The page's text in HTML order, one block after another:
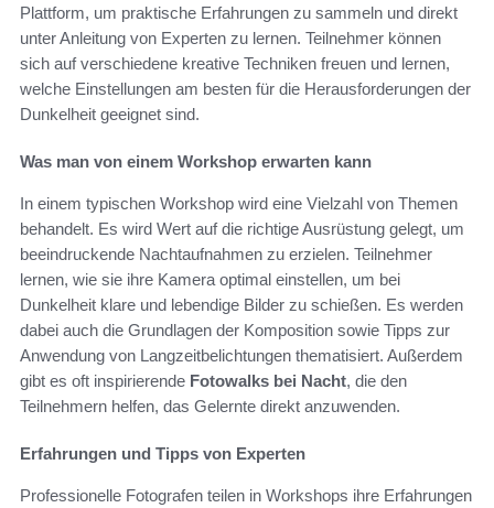
Plattform, um praktische Erfahrungen zu sammeln und direkt
unter Anleitung von Experten zu lernen. Teilnehmer können
sich auf verschiedene kreative Techniken freuen und lernen,
welche Einstellungen am besten für die Herausforderungen der
Dunkelheit geeignet sind.
Was man von einem Workshop erwarten kann
In einem typischen Workshop wird eine Vielzahl von Themen
behandelt. Es wird Wert auf die richtige Ausrüstung gelegt, um
beeindruckende Nachtaufnahmen zu erzielen. Teilnehmer
lernen, wie sie ihre Kamera optimal einstellen, um bei
Dunkelheit klare und lebendige Bilder zu schießen. Es werden
dabei auch die Grundlagen der Komposition sowie Tipps zur
Anwendung von Langzeitbelichtungen thematisiert. Außerdem
gibt es oft inspirierende Fotowalks bei Nacht, die den
Teilnehmern helfen, das Gelernte direkt anzuwenden.
Erfahrungen und Tipps von Experten
Professionelle Fotografen teilen in Workshops ihre Erfahrungen